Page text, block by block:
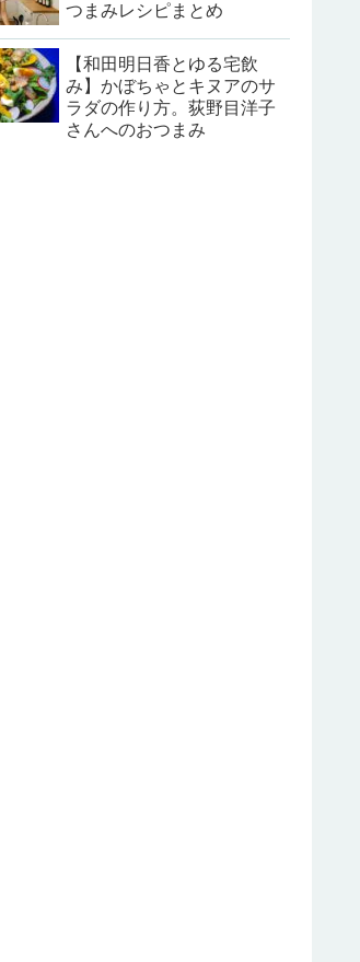
つまみレシピまとめ
【和田明日香とゆる宅飲
み】かぼちゃとキヌアのサ
ラダの作り方。荻野目洋子
さんへのおつまみ